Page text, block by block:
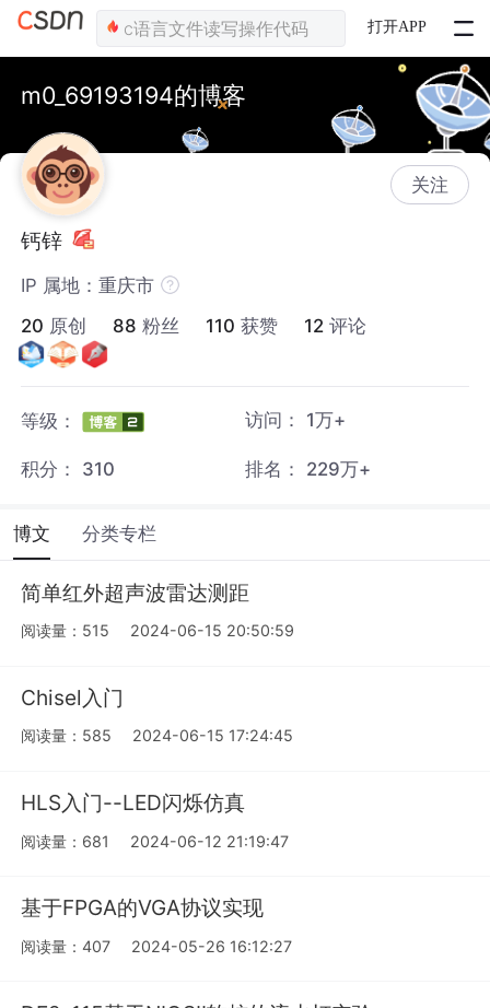
打开APP
m0_69193194的博客
关注
钙锌
IP 属地：重庆市
20 原创 88 粉丝 110 获赞 12 评论
等级： 访问： 1万+
积分： 310 排名： 229万+
博文 分类专栏
简单红外超声波雷达测距
阅读量：515 2024-06-15 20:50:59
Chisel入门
阅读量：585 2024-06-15 17:24:45
HLS入门--LED闪烁仿真
阅读量：681 2024-06-12 21:19:47
基于FPGA的VGA协议实现
阅读量：407 2024-05-26 16:12:27